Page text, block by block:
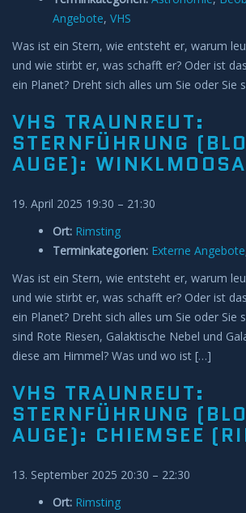
Angebote, VHS
Was ist ein Stern, wie entsteht er, warum
und wie stirbt er, was schafft er? Oder ist
ein Planet? Dreht sich alles um Sie oder Sie
VHS TRAUNREUT:
STERNFÜHRUNG
UGE):
19. April 2025 19:30 – 21:30
Ort: Rimsting
Terminkategorien: Externe Angebote
Was ist ein Stern, wie entsteht er, warum
und wie stirbt er, was schafft er? Oder ist
ein Planet? Dreht sich alles um Sie oder Sie
sind Rote Riesen, Galaktische Nebel und
diese am Himmel? Was und wo ist […]
VHS TRAUNREUT:
STERNFÜHRUNG
UGE): CHIEMSEE
13. September 2025 20:30 – 22:30
Ort: Rimsting